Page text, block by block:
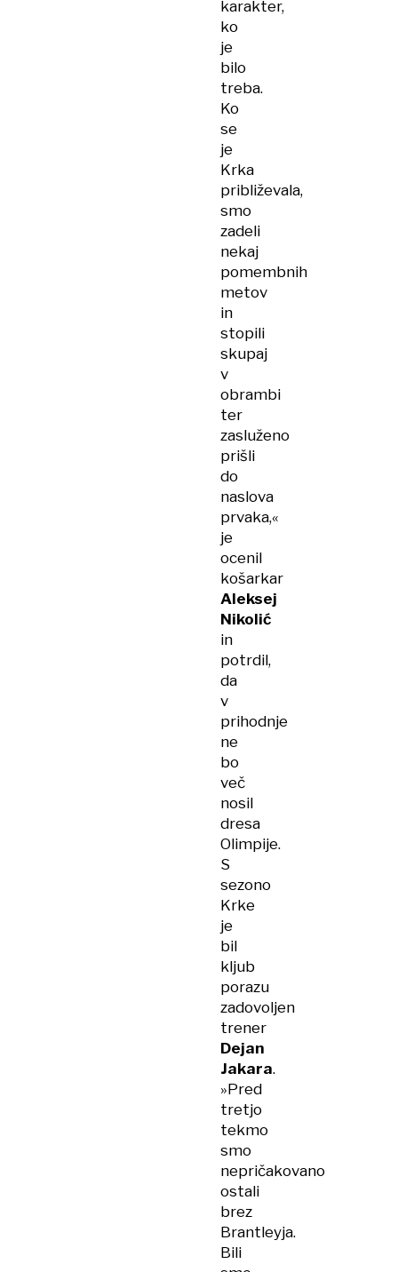
karakter,
ko
je
bilo
treba.
Ko
se
je
Krka
približevala,
smo
zadeli
nekaj
pomembnih
metov
in
stopili
skupaj
v
obrambi
ter
zasluženo
prišli
do
naslova
prvaka,«
je
ocenil
košarkar
Aleksej
Nikolić
in
potrdil,
da
v
prihodnje
ne
bo
več
nosil
dresa
Olimpije.
S
sezono
Krke
je
bil
kljub
porazu
zadovoljen
trener
Dejan
Jakara.
»Pred
tretjo
tekmo
smo
nepričakovano
ostali
brez
Brantleyja.
Bili